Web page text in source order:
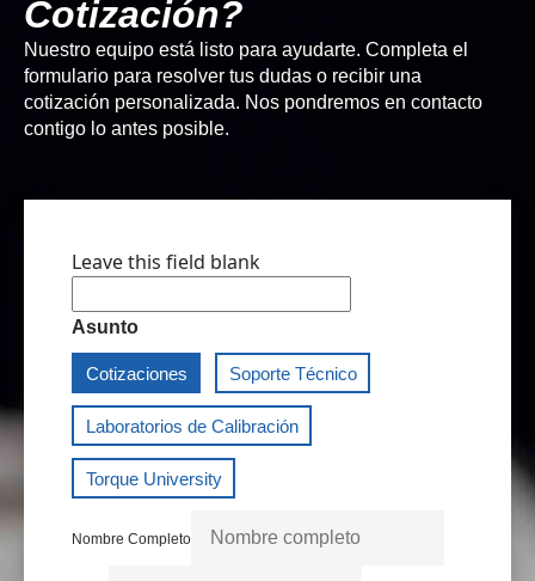
Cotización?
Nuestro equipo está listo para ayudarte. Completa el
formulario para resolver tus dudas o recibir una
cotización personalizada. Nos pondremos en contacto
contigo lo antes posible.
Leave this field blank
Asunto
Cotizaciones Soporte Técnico
Laboratorios de Calibración
Torque University
Nombre Completo